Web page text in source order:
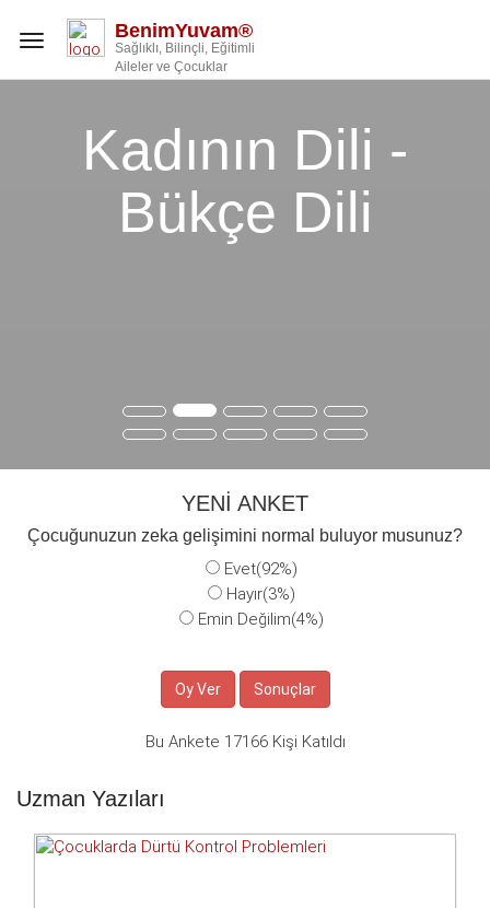
Toggle
BenimYuvam®
Sağlıklı, Bilinçli, Eğitimli
Aileler ve Çocuklar
Kadının Dili -
Bükçe Dili
YENİ ANKET
Çocuğunuzun zeka gelişimini normal buluyor musunuz?
Evet(92%)
Hayır(3%)
Emin Değilim(4%)
Bu Ankete 17166 Kişi Katıldı
Uzman Yazıları